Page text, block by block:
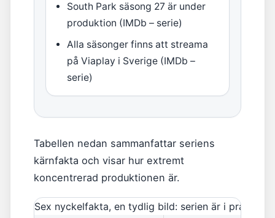
South Park säsong 27 är under
produktion (IMDb – serie)
Alla säsonger finns att streama
på Viaplay i Sverige (IMDb –
serie)
Tabellen nedan sammanfattar seriens
kärnfakta och visar hur extremt
koncentrerad produktionen är.
Sex nyckelfakta, en tydlig bild: serien är i